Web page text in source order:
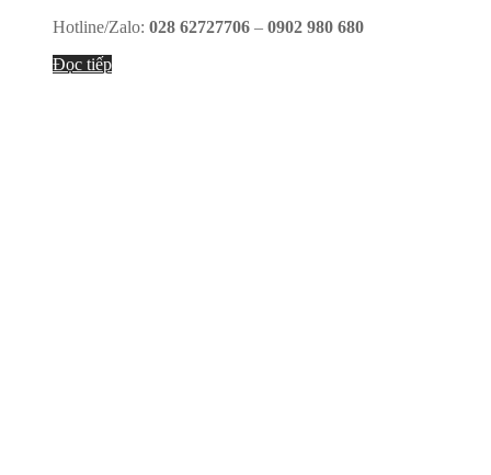
Hotline/Zalo: 028 62727706 – 0902 980 680
Đọc tiếp